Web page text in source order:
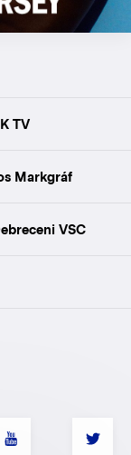
TV
Markgráf
VSC